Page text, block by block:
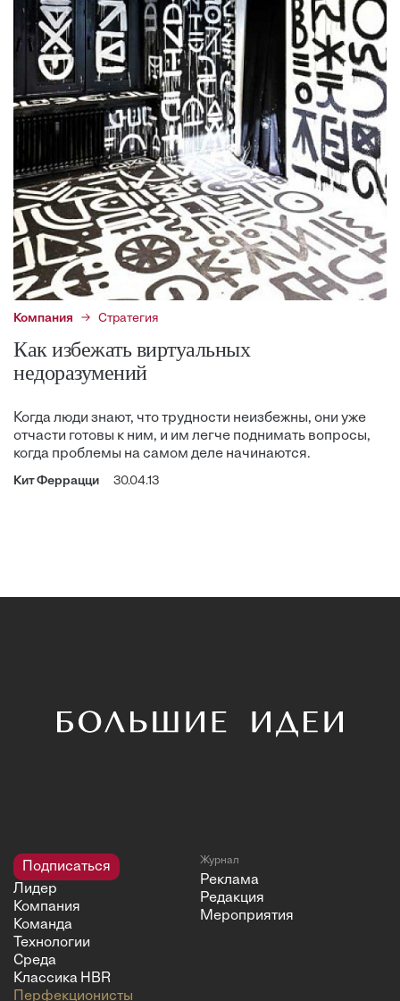
Компания Стратегия
Как избежать виртуальных
недоразумений
Когда люди знают, что трудности неизбежны, они уже
отчасти готовы к ним, и им легче поднимать вопросы,
когда проблемы на самом деле начинаются.
Кит Феррацци 30.04.13
Подписаться
Лидер
Компания
Команда
Технологии
Среда
Классика HBR
Перфекционисты
Журнал
Реклама
Редакция
Мероприятия